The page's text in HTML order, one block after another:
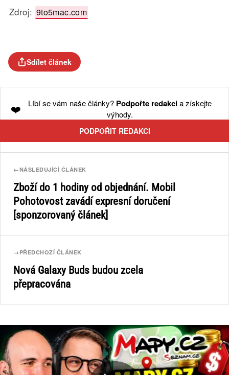
Zdroj: 9to5mac.com
Sdílet článek
❤️ Líbí se vám naše články? Podpořte redakcia získejte
výhody.
PODPOŘIT REDAKCI
←NÁSLEDUJÍCÍ ČLÁNEK
Zboží do 1 hodiny od objednání. Mobil
Pohotovost zavádí expresní doručení
[sponzorovaný článek]
→ PŘEDCHOZÍ ČLÁNEK
Nová Galaxy Buds budou zcela
přepracována